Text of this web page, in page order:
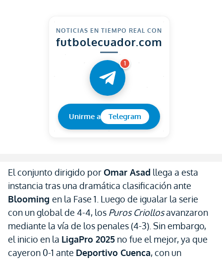
NOTICIAS EN TIEMPO REAL CON
futbolecuador.com
1
Unirme a Telegram
El conjunto dirigido porOmar Asad llega a esta
instancia tras una dramática clasificación ante
Blooming en la Fase 1. Luego de igualar la serie
con un global de 4-4, los Puros Criollosavanzaron
mediante la vía de los penales (4-3). Sin embargo,
el inicio en la LigaPro 2025 no fue el mejor, ya que
cayeron 0-1 ante Deportivo Cuenca, con un